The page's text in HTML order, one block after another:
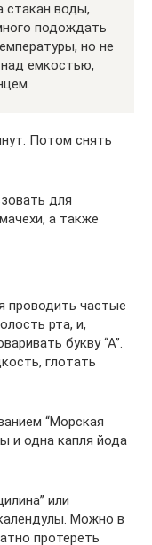
стакан воды,
подождать
но не
над емкостью,
Потом снять
для
а также
проводить частые
рта, и,
букву “А”.
глотать
“Морская
и одна капля йода
или
Можно в
протереть